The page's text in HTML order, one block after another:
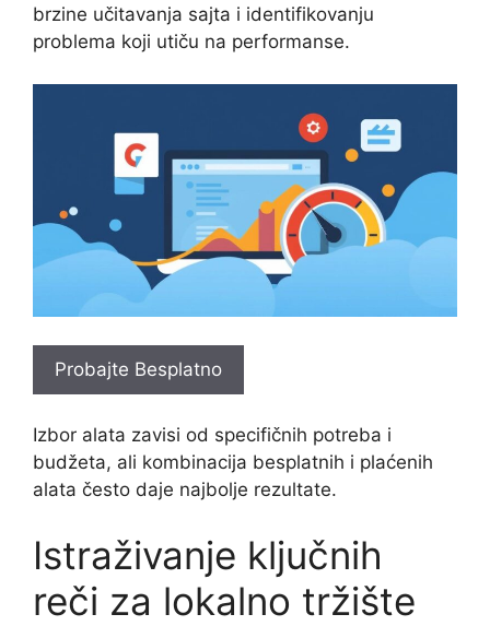
brzine učitavanja sajta i identifikovanju
problema koji utiču na performanse.
Probajte Besplatno
Izbor alata zavisi od specifičnih potreba i
budžeta, ali kombinacija besplatnih i plaćenih
alata često daje najbolje rezultate.
Istraživanje ključnih
reči za lokalno tržište